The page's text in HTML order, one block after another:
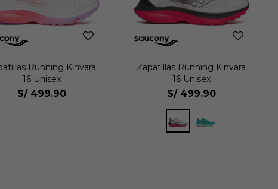
Running Kinvara
16 Unisex
S/ 499.90
Zapatillas Running Kinvara
16 Unisex
S/ 499.90